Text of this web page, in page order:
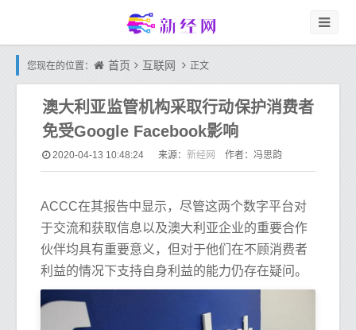
您现在的位置： 首页 互联网 正文
澳大利亚监管机构采取行动保护消费者
免受Google Facebook影响
2020-04-13 10:48:24 来源： 新经网 作者：冯思韵
ACCC在其报告中显示，尽管这两个数字平台对
于交流和获取信息以及澳大利亚企业的重要合作
伙伴均具有重要意义，但对于他们在不顾消费者
利益的情况下支持自身利益的能力仍存在疑问。